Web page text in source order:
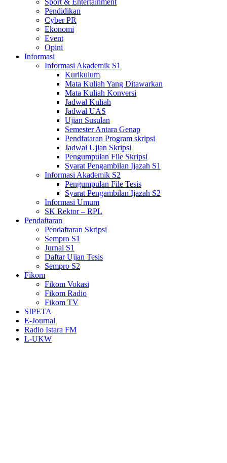
Sport & Entertainment
Pendidikan
Cyber PR
Ekonomi
Event
Opini
Informasi
Informasi Akademik S1
Kurikulum
Mata Kuliah Yang Ditawarkan
Mata Kuliah Konversi
Jadwal Kuliah
Jadwal UAS
Ujian Susulan
Semester Antara Genap
Pendfataran Program skripsi
Jadwal Ujian Skripsi
Pengumpulan File Skripsi
Syarat Pengambilan Ijazah S1
Informasi Akademik S2
Pengumpulan File Tesis
Syarat Pengambilan Ijazah S2
Informasi Umum
SK Rektor – RPL
Pendaftaran
Pendaftaran Skripsi
Sempro S1
Jurnal S1
Daftar Ujian Tesis
Sempro S2
Fikom
Fikom Vokasi
Fikom Radio
Fikom TV
SIPETA
E-Journal
Radio Istara FM
L-UKW